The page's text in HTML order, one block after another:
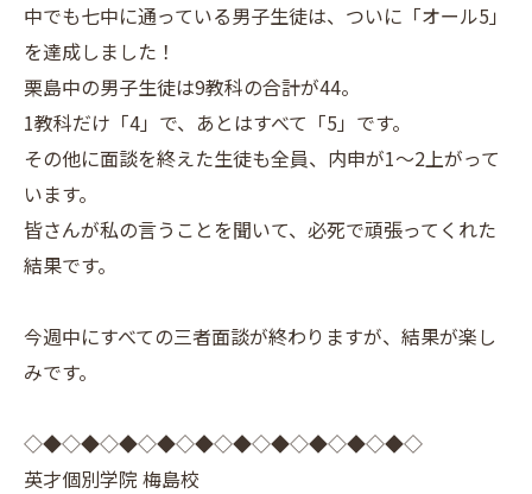
中でも七中に通っている男子生徒は、ついに「オール5」
を達成しました！
栗島中の男子生徒は9教科の合計が44。
1教科だけ「4」で、あとはすべて「5」です。
その他に面談を終えた生徒も全員、内申が1～2上がって
います。
皆さんが私の言うことを聞いて、必死で頑張ってくれた
結果です。
今週中にすべての三者面談が終わりますが、結果が楽し
みです。
◇◆◇◆◇◆◇◆◇◆◇◆◇◆◇◆◇◆◇◆◇
英才個別学院 梅島校